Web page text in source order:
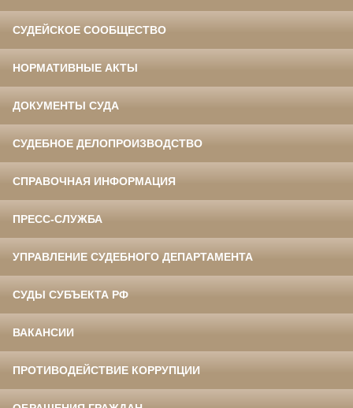
СУДЕЙСКОЕ СООБЩЕСТВО
НОРМАТИВНЫЕ АКТЫ
ДОКУМЕНТЫ СУДА
СУДЕБНОЕ ДЕЛОПРОИЗВОДСТВО
СПРАВОЧНАЯ ИНФОРМАЦИЯ
ПРЕСС-СЛУЖБА
УПРАВЛЕНИЕ СУДЕБНОГО ДЕПАРТАМЕНТА
СУДЫ СУБЪЕКТА РФ
ВАКАНСИИ
ПРОТИВОДЕЙСТВИЕ КОРРУПЦИИ